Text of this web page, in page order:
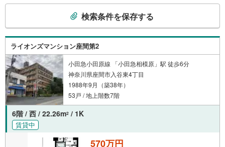
検
索
条
件
で
通
知
を
け
検索条件を保存する
ライオンズマンション座間第2
小田急小田原線 「小田急相模原」駅 徒歩6分
神奈川県座間市入谷東4丁目
1988年9月（築38年）
53戸 / 地上階数7階
6階 / 西 / 22.26m2 / 1K
賃貸中
570万円